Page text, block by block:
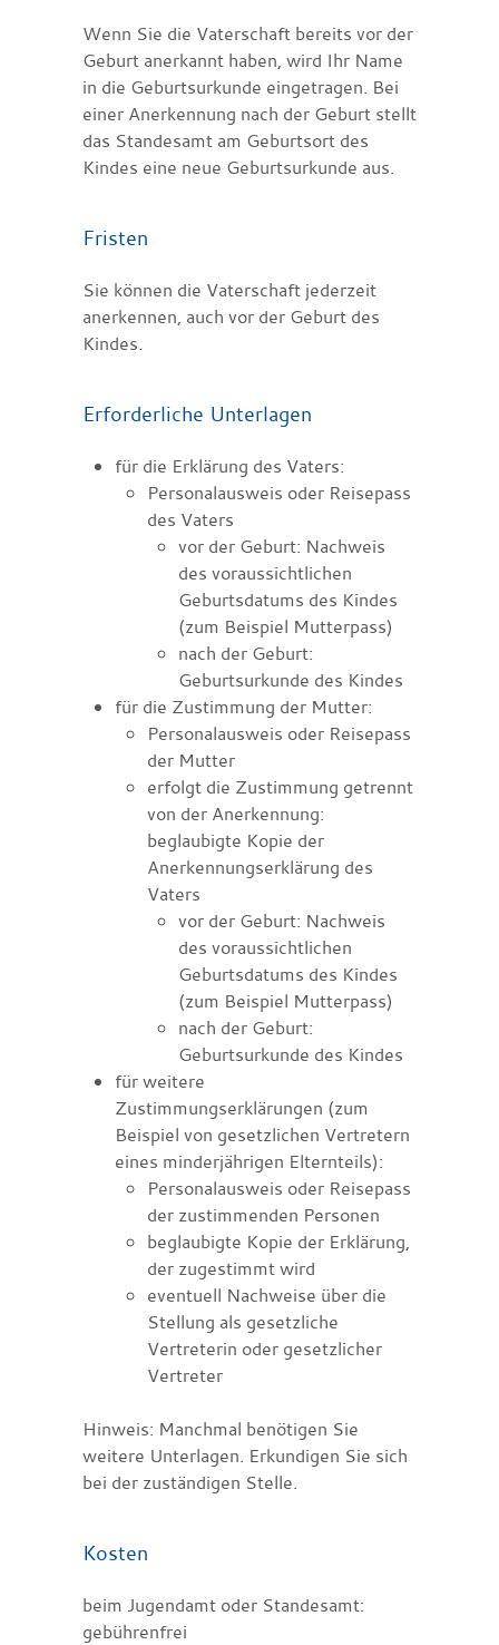
Wenn Sie die Vaterschaft bereits vor der
Geburt anerkannt haben, wird Ihr Name
in die Geburtsurkunde eingetragen. Bei
einer Anerkennung nach der Geburt stellt
das Standesamt am Geburtsort des
Kindes eine neue Geburtsurkunde aus.
Fristen
Sie können die Vaterschaft jederzeit
anerkennen, auch vor der Geburt des
Kindes.
Erforderliche Unterlagen
für die Erklärung des Vaters:
Personalausweis oder Reisepass
des Vaters
vor der Geburt: Nachweis
des voraussichtlichen
Geburtsdatums des Kindes
(zum Beispiel Mutterpass)
nach der Geburt:
Geburtsurkunde des Kindes
für die Zustimmung der Mutter:
Personalausweis oder Reisepass
der Mutter
erfolgt die Zustimmung getrennt
von der Anerkennung:
beglaubigte Kopie der
Anerkennungserklärung des
Vaters
vor der Geburt: Nachweis
des voraussichtlichen
Geburtsdatums des Kindes
(zum Beispiel Mutterpass)
nach der Geburt:
Geburtsurkunde des Kindes
für weitere
Zustimmungserklärungen (zum
Beispiel von gesetzlichen Vertretern
eines minderjährigen Elternteils):
Personalausweis oder Reisepass
der zustimmenden Personen
beglaubigte Kopie der Erklärung,
der zugestimmt wird
eventuell Nachweise über die
Stellung als gesetzliche
Vertreterin oder gesetzlicher
Vertreter
Hinweis: Manchmal benötigen Sie
weitere Unterlagen. Erkundigen Sie sich
bei der zuständigen Stelle.
Kosten
beim Jugendamt oder Standesamt:
gebührenfrei